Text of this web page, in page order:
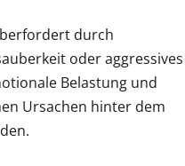
durch
oder aggressives
Belastung und
Ursachen hinter dem